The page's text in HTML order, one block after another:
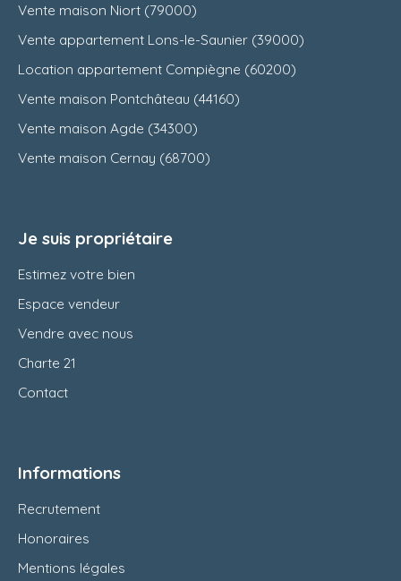
Vente maison Niort (79000)
Vente appartement Lons-le-Saunier (39000)
Location appartement Compiègne (60200)
Vente maison Pontchâteau (44160)
Vente maison Agde (34300)
Vente maison Cernay (68700)
Je suis propriétaire
Estimez votre bien
Espace vendeur
Vendre avec nous
Charte 21
Contact
Informations
Recrutement
Honoraires
Mentions légales